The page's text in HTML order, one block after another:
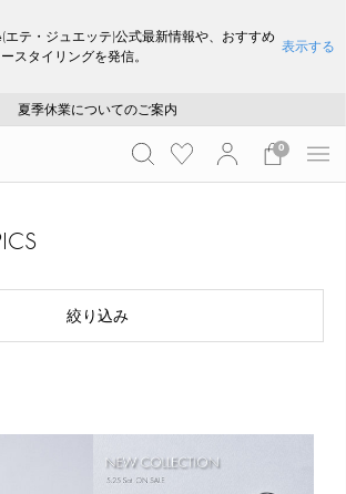
エテ・ジュエッテ)公式最新情報や、おすすめ
スタイリングを発信。
表示する
採用のご案内
いただいたお品物のお届け状況について
夏季休業についてのご案内
WEB LIMITED ITEMS >>
採用のご案内
いただいたお品物のお届け状況について
0
絞り込み